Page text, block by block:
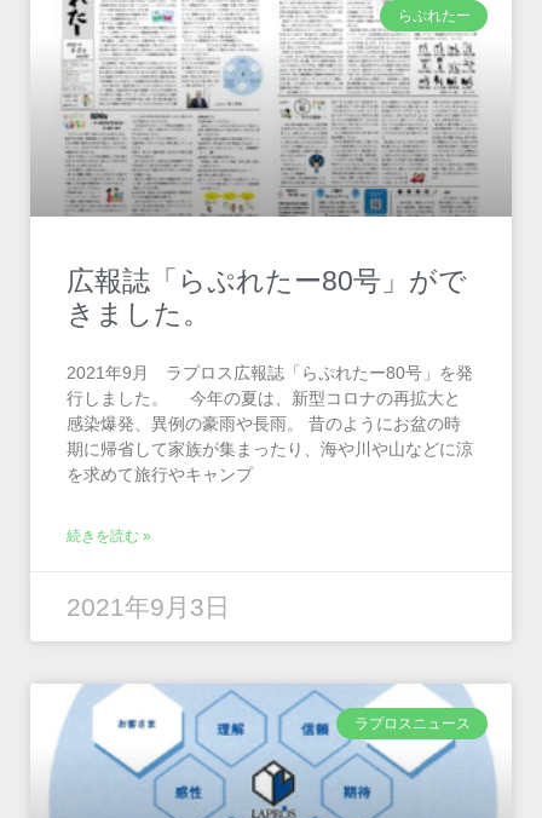
らぷれたー
広報誌「らぷれたー80号」がで
きました。
2021年9月 ラプロス広報誌「らぷれたー80号」を発
行しました。 今年の夏は、新型コロナの再拡大と
感染爆発、異例の豪雨や長雨。 昔のようにお盆の時
期に帰省して家族が集まったり、海や川や山などに涼
を求めて旅行やキャンプ
続きを読む »
2021年9月3日
ラプロスニュース